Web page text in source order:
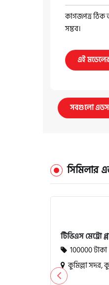
কাগজপত্র ঠিক
সম্ভব।
এই
সবগুলো এডস
সিমিলার
টিভিএস মেট্রো
100000 টাকা
কুমিল্লা সদর,